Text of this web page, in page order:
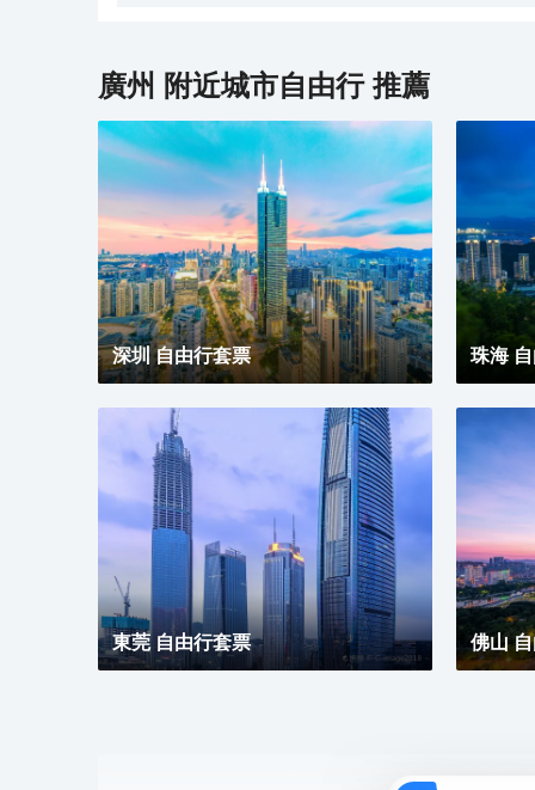
含西式願景——Amazing（令人驚歎），
Astonishing（令人震撼），隱含着酒店將成為南沙乃
至全球矚目的中式美學新地標的美好期許。 酒店作為
南沙國際會展中心綜合體重要組成部分，以“木棉花
開，鴻翔海絲”之設計理念，以大灣區金融新地標之姿
態，締造南沙“立足灣區、協同港澳、面向世界”的實踐
範本。
廣州 附近城市自由行 推薦
深圳 自由行套票 珠海
東莞 自由行套票 佛山